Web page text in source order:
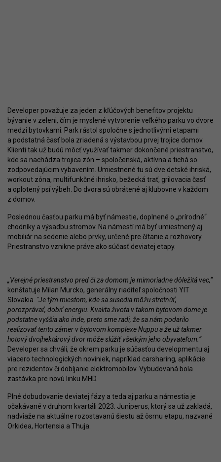
Developer považuje za jeden z kľúčových benefitov projektu
bývanie v zeleni, čím je myslené vytvorenie veľkého parku vo dvore
medzi bytovkami. Park rástol spoločne s jednotlivými etapami
a podstatná časť bola zriadená s výstavbou prvej trojice domov.
Klienti tak už budú môcť využívať takmer dokončené priestranstvo,
kde sa nachádza trojica zón – spoločenská, aktívna a tichá so
zodpovedajúcim vybavením. Umiestnené tu sú dve detské ihriská,
workout zóna, multifunkčné ihrisko, bežecká trať, grilovacia časť
a oplotený psí výbeh. Do dvora sú obrátené aj klubovne v každom
z domov.
Poslednou časťou parku má byť námestie, doplnené o „prírodné“
chodníky a výsadbu stromov. Na námestí má byť umiestnený aj
mobiliár na sedenie alebo prvky, určené pre čítanie a rozhovory.
Priestranstvo vznikne práve ako súčasť deviatej etapy.
„Verejné priestranstvo pred či za domom je mimoriadne dôležitá vec,“
konštatuje Milan Murcko, generálny riaditeľ spoločnosti YIT
Slovakia. "Je tým miestom, kde sa susedia môžu stretnúť,
porozprávať, dobiť energiu. Kvalita života v takom bytovom dome je
podstatne vyššia ako inde, preto sme radi, že sa nám podarilo
realizovať tento zámer v bytovom komplexe Nuppu a že už takmer
hotový dvojhektárový dvor môže slúžiť všetkým jeho obyvateľom.“
Developer sa chváli, že okrem parku je súčasťou developmentu aj
viacero technologických noviniek, napríklad carsharing, aplikácie
pre rezidentov či dobíjanie elektromobilov. Vybudovaná bola
zastávka pre novú linku MHD.
Plné dobudovanie deviatej fázy a teda aj parku a námestia je
očakávané v druhom kvartáli 2023. Juniperus, ktorý sa už zakladá,
nadviaže na aktuálne rozostavanú šiestu až ôsmu etapu, nazvané
Orkidea, Hortensia a Thuja.